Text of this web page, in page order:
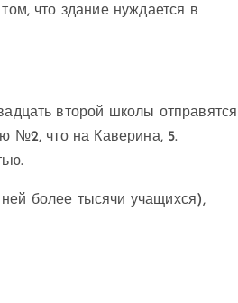
что здание нуждается в
второй школы отправятся
№2, что на Каверина, 5.
более тысячи учащихся),